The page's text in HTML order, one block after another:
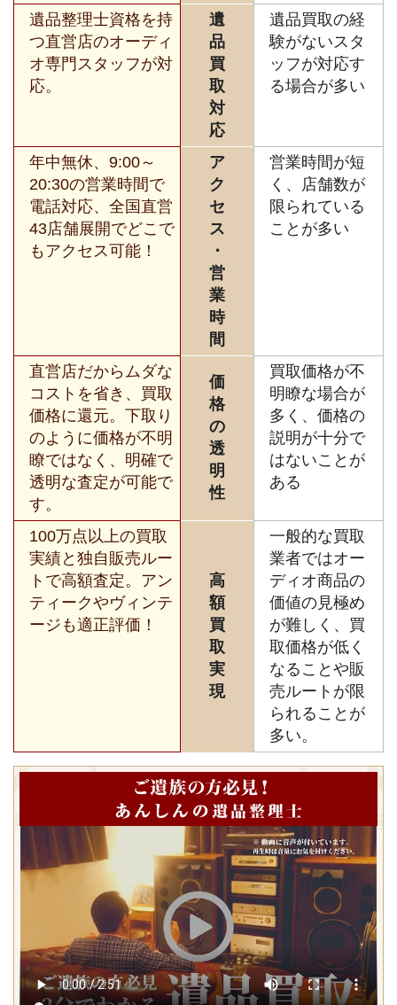
遺品整理士資格を持
つ直営店のオーディ
オ専門スタッフが対
応。
遺
品
買
取
対
応
遺品買取の経
験がないスタ
ッフが対応す
る場合が多い
年中無休、9:00～
20:30の営業時間で
電話対応、全国直営
43店舗展開でどこで
もアクセス可能！
ア
ク
セ
ス
・
営
業
時
間
営業時間が短
く、店舗数が
限られている
ことが多い
直営店だからムダな
コストを省き、買取
価格に還元。下取り
のように価格が不明
瞭ではなく、明確で
透明な査定が可能で
す。
価
格
の
透
明
性
買取価格が不
明瞭な場合が
多く、価格の
説明が十分で
はないことが
ある
100万点以上の買取
実績と独自販売ルー
トで高額査定。アン
ティークやヴィンテ
ージも適正評価！
高
額
買
取
実
現
一般的な買取
業者ではオー
ディオ商品の
価値の見極め
が難しく、買
取価格が低く
なることや販
売ルートが限
られることが
多い。